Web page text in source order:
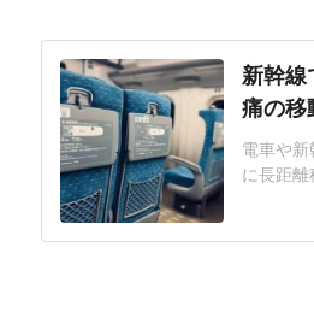
新幹線
痛の移
電車や
に長距
つなが
京に向